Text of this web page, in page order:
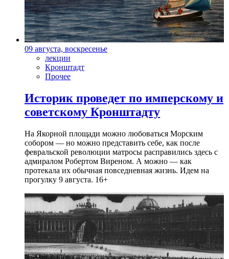
09 августа, воскресенье
лекции
Кронштадт
Прочее
Историк проведет по имперскому и
советскому Кронштадту
На Якорной площади можно любоваться Морским
собором — но можно представить себе, как после
февральской революции матросы расправились здесь с
адмиралом Робертом Виреном. А можно — как
протекала их обычная повседневная жизнь. Идем на
прогулку 9 августа. 16+